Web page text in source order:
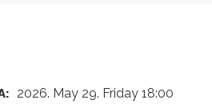
2026. May 29. Friday 18:00